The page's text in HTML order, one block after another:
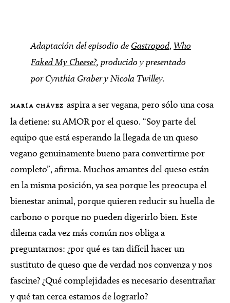
Adaptación del episodio de Gastropod, Who
Faked My Cheese?, producido y presentado
por Cynthia Graber y Nicola Twilley.
MARÍA CHÁVEZ aspira a ser vegana, pero sólo una cosa
la detiene: su AMOR por el queso. “Soy parte del
equipo que está esperando la llegada de un queso
vegano genuinamente bueno para convertirme por
completo”, afirma. Muchos amantes del queso están
en la misma posición, ya sea porque les preocupa el
bienestar animal, porque quieren reducir su huella de
carbono o porque no pueden digerirlo bien. Este
dilema cada vez más común nos obliga a
preguntarnos: ¿por qué es tan difícil hacer un
sustituto de queso que de verdad nos convenza y nos
fascine? ¿Qué complejidades es necesario desentrañar
y qué tan cerca estamos de lograrlo?